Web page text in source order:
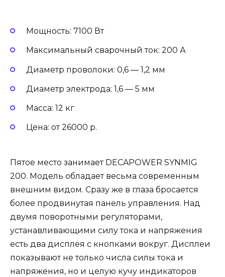
Мощность: 7100 Вт
Максимальный сварочный ток: 200 А
Диаметр проволоки: 0,6 — 1,2 мм
Диаметр электрода: 1,6 — 5 мм
Масса: 12 кг
Цена: от 26000 р.
Пятое место занимает DECAPOWER SYNMIG
200. Модель обладает весьма современным
внешним видом. Сразу же в глаза бросается
более продвинутая панель управления. Над
двумя поворотными регуляторами,
устанавливающими силу тока и напряжения
есть два дисплея с кнопками вокруг. Дисплеи
показывают не только числа силы тока и
напряжения, но и целую кучу индикаторов